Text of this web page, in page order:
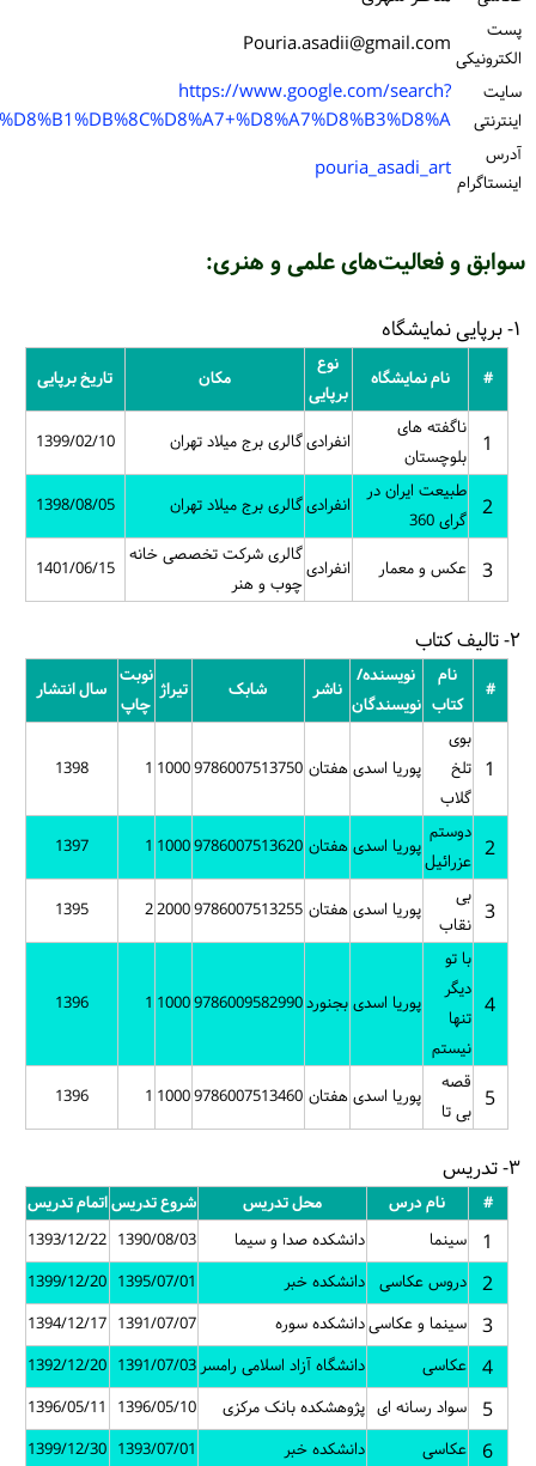
https://
علمی و هنری:
نوع
مکان تاریخ برپایی
انفرادی گالری برج میلاد تهران 1399/02/10
انفرادی گالری برج میلاد تهران 1398/08/05
انفرادی
گالری شرکت تخصصی خانه
چوب و هنر
1401/06/15
ناشر شابک تیراژ
چاپ
سال انتشار
هفتان 9786007513750
1000
1
1398
هفتان 9786007513620
1000
1
1397
هفتان 9786007513255
2000
2
1395
بجنورد 9786009582990
1000
1
1396
هفتان 9786007513460
1000
1
1396
محل تدریس شروع تدریساتمام تدریس
صدا و سیما
1390/08/03
1393/12/22
خبر
1395/07/01
سوره
1391/07/07
1394/12/17
آزاد اسلامی رامسر
1391/07/03
1392/12/20
بانک مرکزی
1396/05/10
1396/05/11
خبر
1393/07/01